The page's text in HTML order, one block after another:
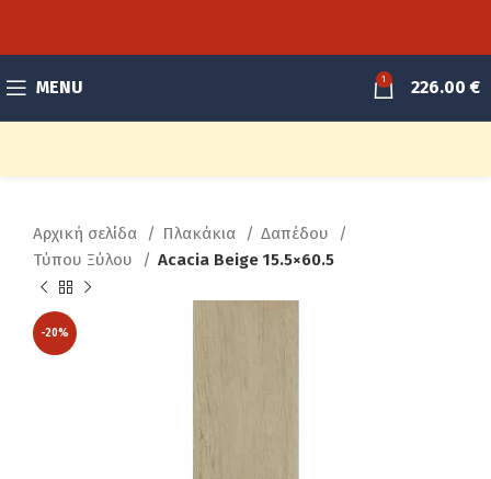
MENU 1 226.00€
Αρχική σελίδα Πλακάκια
Δαπέδου
Τύπου Ξύλου
Acacia Beige 15.5×60.5
-20%